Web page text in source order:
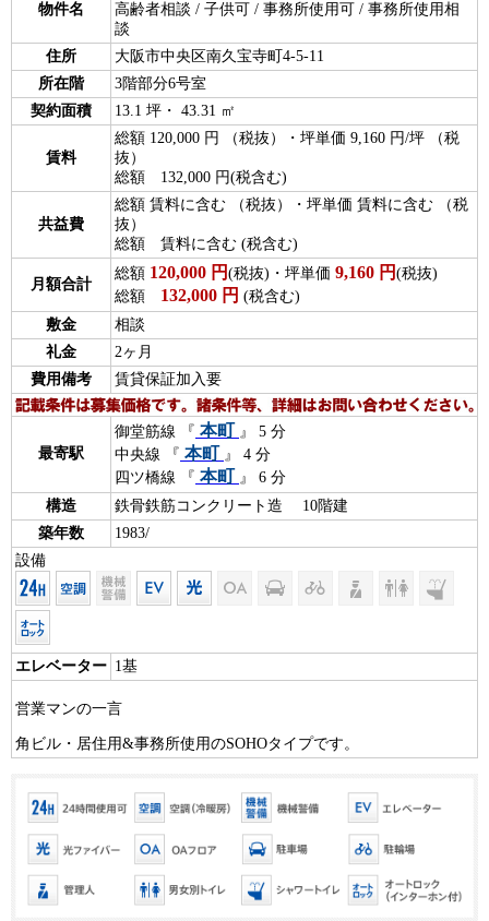
物件名
高齢者相談 / 子供可 / 事務所使用可 / 事務所使用相
談
住所
大阪市中央区南久宝寺町4-5-11
所在階
3階部分6号室
契約面積
13.1 坪・ 43.31 ㎡
賃料
総額 120,000 円 （税抜）・坪単価 9,160 円/坪 （税
抜）
総額 132,000 円(税含む)
共益費
総額 賃料に含む （税抜）・坪単価 賃料に含む （税
抜）
総額 賃料に含む (税含む)
月額合計
総額 120,000 円 (税抜)・坪単価 9,160 円 (税抜)
総額 132,000 円 (税含む)
敷金
相談
礼金
2ヶ月
費用備考
賃貸保証加入要
最寄駅
御堂筋線 『 本町 』 5 分
中央線 『 本町 』 4 分
四ツ橋線 『 本町 』 6 分
構造
鉄骨鉄筋コンクリート造 10階建
築年数
1983/
設備
エレベーター 1基
営業マンの一言
角ビル・居住用&事務所使用のSOHOタイプです。